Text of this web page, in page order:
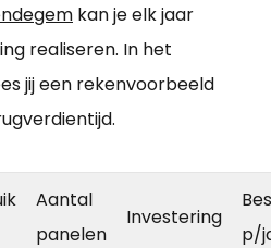
kan je elk jaar
realiseren. In het
jij een rekenvoorbeeld
Aantal
panelen
Investering
p/